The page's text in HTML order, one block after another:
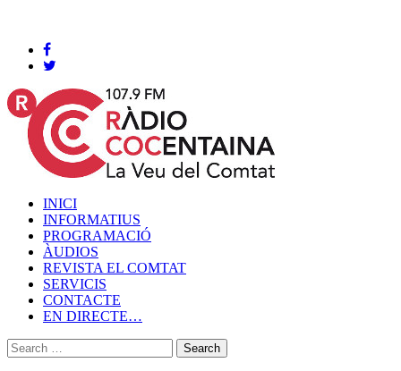
INICI
INFORMATIUS
PROGRAMACIÓ
ÀUDIOS
REVISTA EL COMTAT
SERVICIS
CONTACTE
EN DIRECTE…